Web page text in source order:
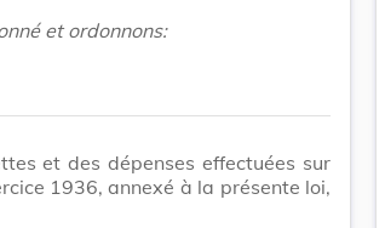
et ordonnons:
et des dépenses effectuées sur
1936, annexé à la présente loi,